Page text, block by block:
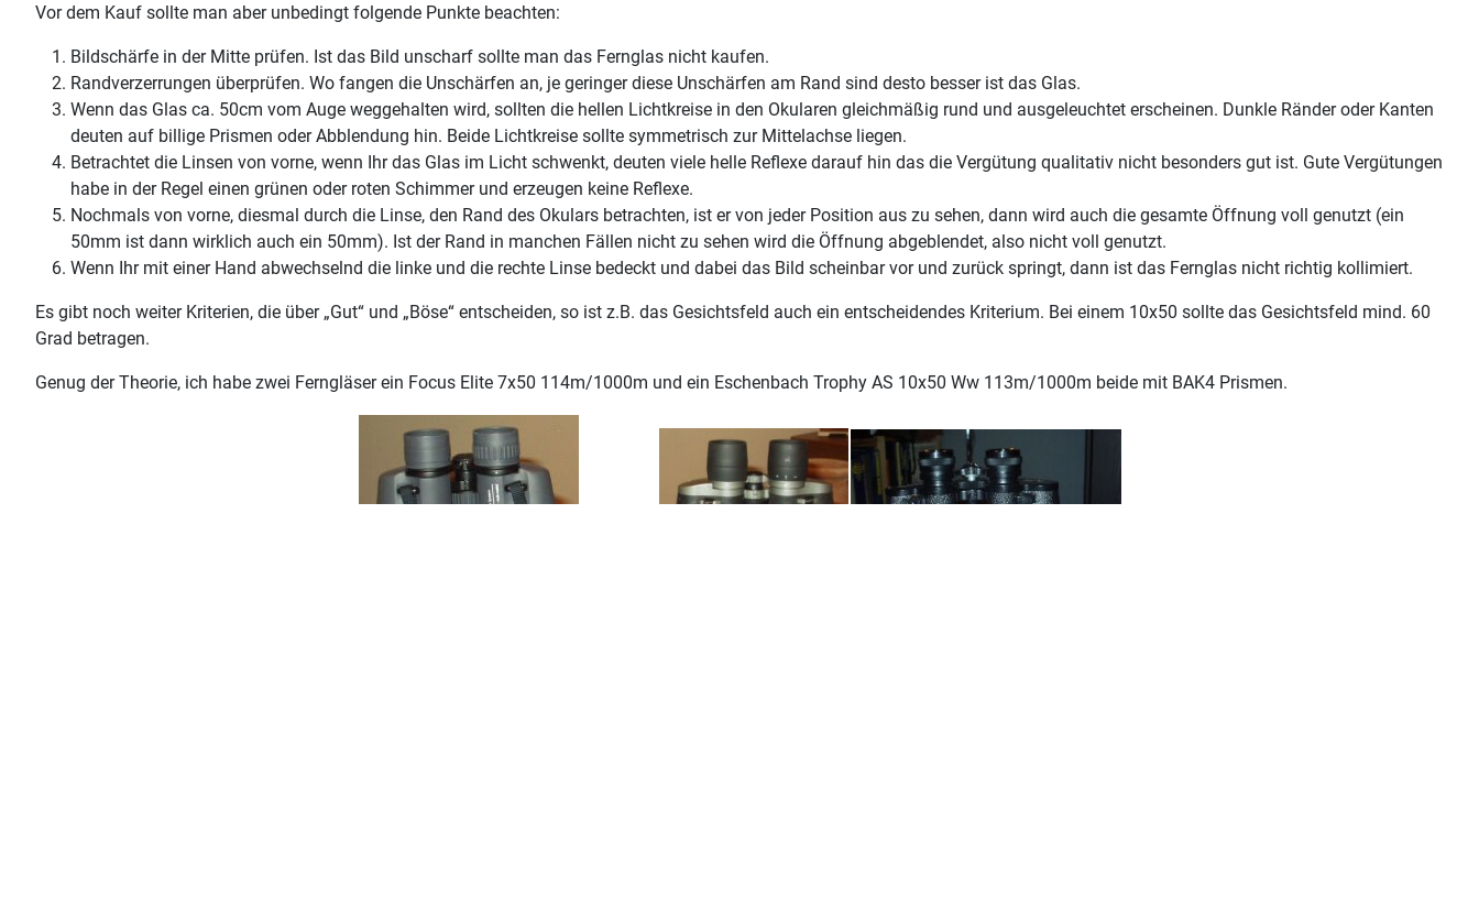
Vor dem Kauf sollte man aber unbedingt folgende Punkte beachten:
Bildschärfe in der Mitte prüfen. Ist das Bild unscharf sollte man das Fernglas nicht kaufen.
Randverzerrungen überprüfen. Wo fangen die Unschärfen an, je geringer diese Unschärfen am Rand sind desto besser ist das Glas.
Wenn das Glas ca. 50cm vom Auge weggehalten wird, sollten die hellen Lichtkreise in den Okularen gleichmäßig rund und ausgeleuchtet erscheinen. Dunkle Ränder oder Kanten
deuten auf billige Prismen oder Abblendung hin. Beide Lichtkreise sollte symmetrisch zur Mittelachse liegen.
Betrachtet die Linsen von vorne, wenn Ihr das Glas im Licht schwenkt, deuten viele helle Reflexe darauf hin das die Vergütung qualitativ nicht besonders gut ist. Gute Vergütungen
habe in der Regel einen grünen oder roten Schimmer und erzeugen keine Reflexe.
Nochmals von vorne, diesmal durch die Linse, den Rand des Okulars betrachten, ist er von jeder Position aus zu sehen, dann wird auch die gesamte Öffnung voll genutzt (ein
50mm ist dann wirklich auch ein 50mm). Ist der Rand in manchen Fällen nicht zu sehen wird die Öffnung abgeblendet, also nicht voll genutzt.
Wenn Ihr mit einer Hand abwechselnd die linke und die rechte Linse bedeckt und dabei das Bild scheinbar vor und zurück springt, dann ist das Fernglas nicht richtig kollimiert.
Es gibt noch weiter Kriterien, die über „Gut“ und „Böse“ entscheiden, so ist z.B. das Gesichtsfeld auch ein entscheidendes Kriterium. Bei einem 10x50 sollte das Gesichtsfeld mind. 60
Grad betragen.
Genug der Theorie, ich habe zwei Ferngläser ein Focus Elite 7x50 114m/1000m und ein Eschenbach Trophy AS 10x50 Ww 113m/1000m beide mit BAK4 Prismen.